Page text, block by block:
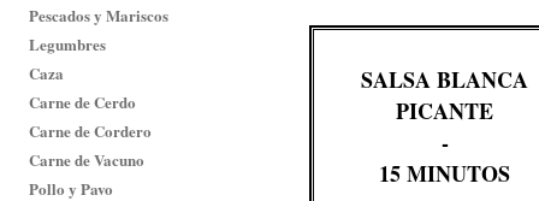
Pescados y Mariscos
Legumbres
Caza
Carne de Cerdo
Carne de Cordero
Carne de Vacuno
Pollo y Pavo
SALSA BLANCA
PICANTE
-
15 MINUTOS